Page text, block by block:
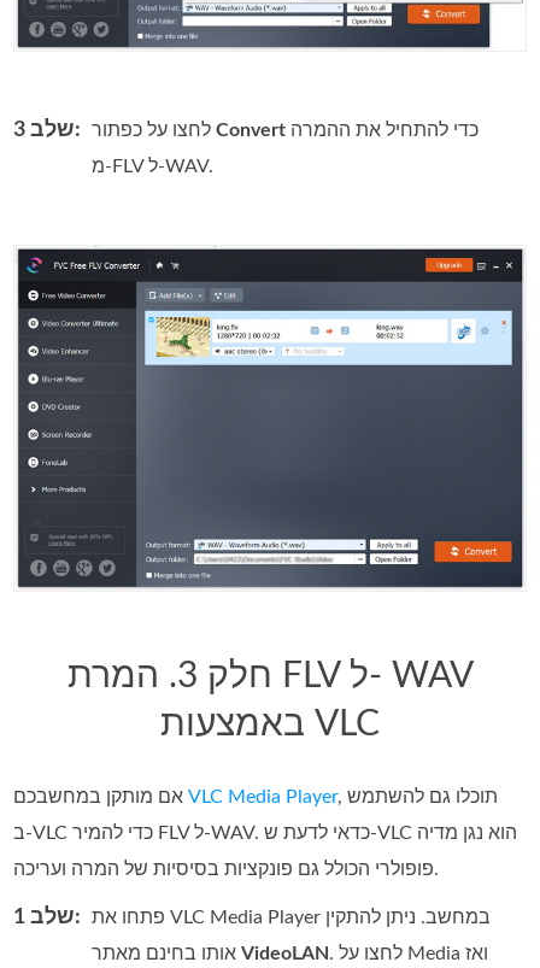
שלב 3: לחצו על כפתורConvert
מ‑FLV ל‑WAV.
חלק 3. המרת FLV ל- WAV
באמצעות VLC
אם מותקן במחשבכםVLC Media Player, תוכלו גם להשתמש
ב‑VLC כדי להמיר FLV ל‑WAV. כדאי לדעת ש‑VLC הוא נגן מדיה
פופולרי הכולל גם פונקציות בסיסיות של המרה ועריכה.
שלב 1:
פתחו את VLC Media Player במחשב. ניתן להתקין
אותו בחינם מאתרVideoLAN. לחצו על Media ואז